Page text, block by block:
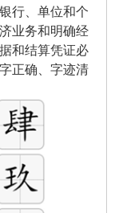
行、单位和个
业务和明确经
和结算凭证必
正确、字迹清